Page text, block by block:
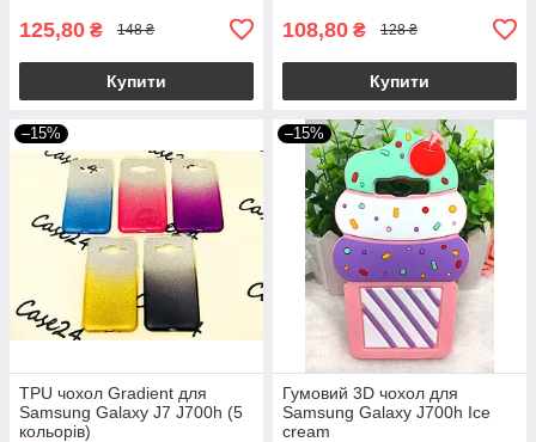
125,80 ₴ 148 ₴
Купити
108,80 ₴ 128 ₴
Купити
–15%
TPU чохол Gradient для
Samsung Galaxy J7 J700h (5
кольорів)
–15%
Гумовий 3D чохол для
Samsung Galaxy J700h Ice
cream